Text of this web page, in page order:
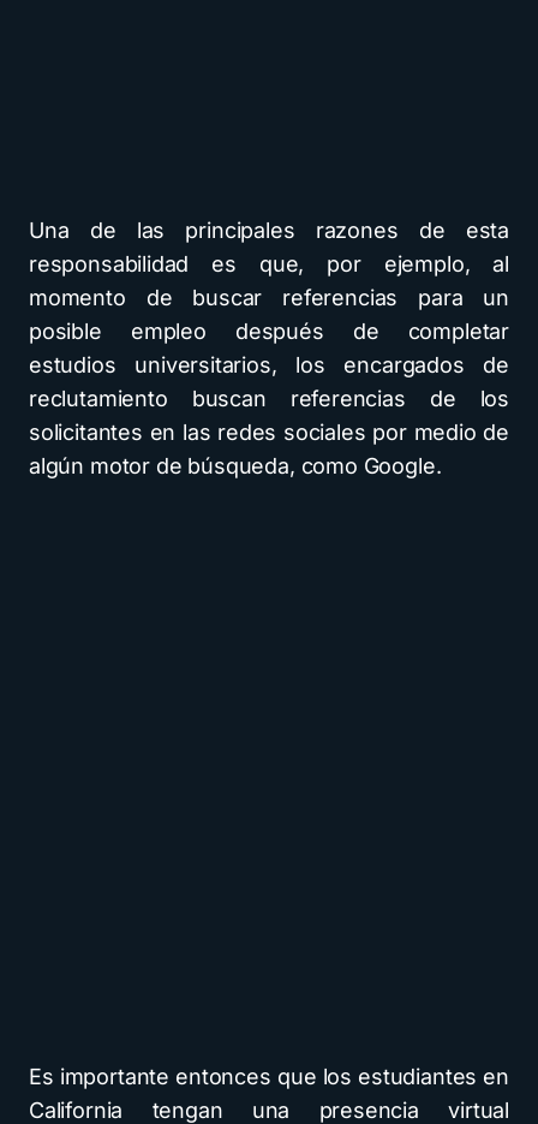
Una de las principales razones de esta
responsabilidad es que, por ejemplo, al
momento de buscar referencias para un
posible empleo después de completar
estudios universitarios, los encargados de
reclutamiento buscan referencias de los
solicitantes en las redes sociales por medio de
algún motor de búsqueda, como Google.
Es importante entonces que los estudiantes en
California tengan una presencia virtual